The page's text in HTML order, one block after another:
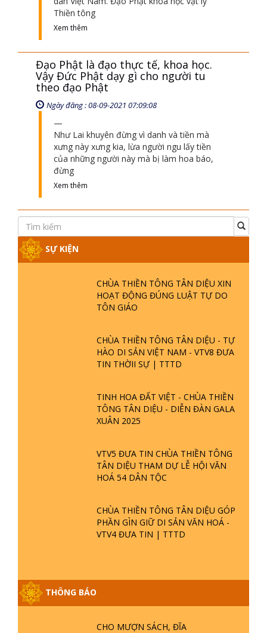
Thiền tông
Xem thêm
Đạo Phật là đạo thực tế, khoa học.
Vậy Đức Phật dạy gì cho người tu
theo đạo Phật
Ngày đăng : 08-09-2021 07:09:08
Như Lai khuyên đừng vì danh và tiền mà
xưng này xưng kia, lừa người ngu lấy tiền
của những người này mà bị làm hoa báo,
đừng
Xem thêm
SỰ KIỆN
CHÙA THIỀN TÔNG TÂN DIỆU XIN
HOẠT ĐỘNG ĐÚNG LUẬT TỰ DO
TÔN GIÁO
CHÙA THIỀN TÔNG TÂN DIỆU - TỰ
HÀO DI SẢN VIỆT NAM - VTV8 ĐƯA
TIN THỜII SỰ | TTTD
TINH HOA ĐẤT VIỆT - CHÙA THIỀN
TÔNG TÂN DIỆU - DIỄN ĐÀN GALA
XUÂN 2025
VTV5 ĐƯA TIN CHÙA THIỀN TÔNG
TÂN DIỆU THAM DỰ LỄ HỘI VĂN
HOÁ 54 DÂN TỘC
CHÙA THIỀN TÔNG TÂN DIỆU GÓP
PHẦN GÌN GIỮ DI SẢN VĂN HOÁ -
VTV4 ĐƯA TIN | TTTD
THÔNG BÁO
CHO MƯỢN SÁCH, ĐĨA
GIẢI ĐÁP ĐẶC BIỆT P25 - SUỐT 49